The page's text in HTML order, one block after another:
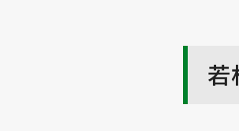
若